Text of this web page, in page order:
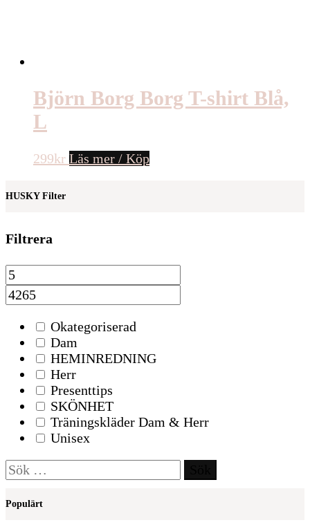
Björn Borg Borg T-shirt Blå,
L
299kr Läs mer / Köp
HUSKY Filter
Filtrera
Okategoriserad
Dam
HEMINREDNING
Herr
Presenttips
SKÖNHET
Träningskläder Dam & Herr
Unisex
Sök
efter:
Populärt